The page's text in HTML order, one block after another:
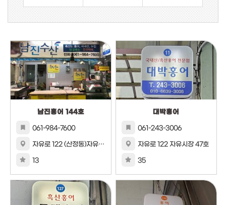
남진홍어 144호
061-984-7600
자유로 122 (산정동)자유시장 144호
13
대박홍어
061-243-3006
자유로 122 자유시장 47호
35